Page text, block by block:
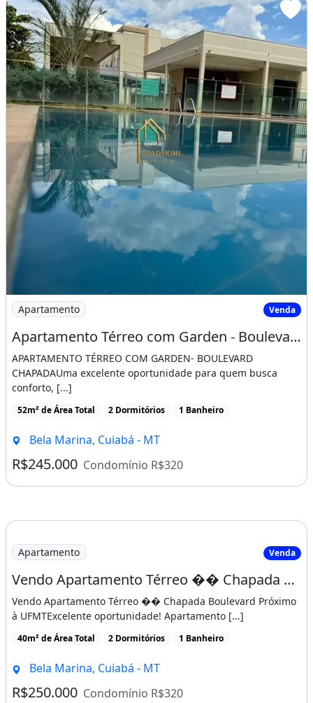
Imagem: Apartamento Térreo com Garden - Boulevard
Apartamento Venda
Apartamento Térreo com Garden - Boulevard Chapada
APARTAMENTO TÉRREO COM GARDEN- BOULEVARD
CHAPADAUma excelente oportunidade para quem busca
conforto, [...]
52m² de Área Total 2 Dormitórios 1 Banheiro
Bela Marina, Cuiabá - MT
R$245.000 Condomínio R$320
Apartamento Venda
Vendo Apartamento Térreo �� Chapada Boulevard
Vendo Apartamento Térreo �� Chapada Boulevard Próximo
à UFMTExcelente oportunidade! Apartamento [...]
40m² de Área Total 2 Dormitórios 1 Banheiro
Bela Marina, Cuiabá - MT
R$250.000 Condomínio R$320